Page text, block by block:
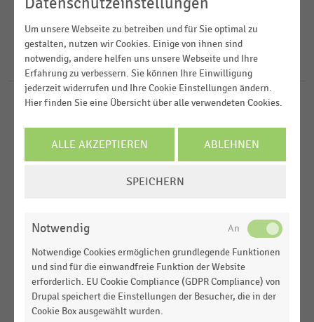
96Ergebnisse fürLoeb
KAUF - UND WARENHÄUSER| STATISTIK
Unternehmen (2008-2025)
Umsatz der führenden Warenhausunternehmen in
KAUF - UND WARENHÄUSER
Ranking der führenden Warenhausunternehmen in
der Schweiz (2025)
KAUF - UND WARENHÄUSER |STATISTIK
Ranking der führenden Warenhausunternehmen in
der Schweiz (2024)
Deutschsprachiger Einzelhandel
Drogerien und Drogeriemärkte
E-Commerce
MEHR ANZEIGEN
2024
2023
2022
MEHR ANZEIGEN
Deutschland
Österreich
Schweiz
FILTER ZURÜCKSETZEN
Um unsere Webseite zu betreiben und für Sie optimal zu
gestalten, nutzen wir Cookies. Einige von ihnen sind
notwendig, andere helfen uns unsere Webseite und Ihre
Erfahrung zu verbessern. Sie können Ihre Einwilligung
jederzeit widerrufen und Ihre Cookie Einstellungen ändern.
Hier finden Sie eine Übersicht über alle verwendeten Cookies.
ALLE AKZEPTIEREN ABLEHNEN
SPEICHERN
Notwendig
Notwendige Cookies ermöglichen grundlegende Funktionen
und sind für die einwandfreie Funktion der Website
erforderlich. EU Cookie Compliance (GDPR Compliance) von
Drupal speichert die Einstellungen der Besucher, die in der
Cookie Box ausgewählt wurden.